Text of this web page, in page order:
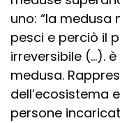
uno: “la medusa
pesci e perciò il
irreversibile (…).
medusa.
dell’ecosistema
persone